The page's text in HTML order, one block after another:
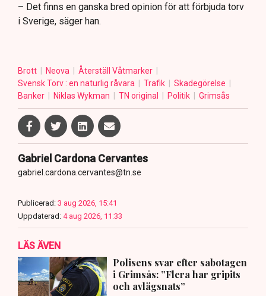
– Det finns en ganska bred opinion för att förbjuda torv
i Sverige, säger han.
Brott Neova
Återställ Våtmarker
Svensk Torv : en naturlig råvara
Trafik
Skadegörelse
Banker
Niklas Wykman TN original Politik Grimsås
Gabriel Cardona Cervantes
gabriel.cardona.cervantes@tn.se
Publicerad: 3 aug 2026, 15:41
Uppdaterad: 4 aug 2026, 11:33
LÄS ÄVEN
Polisens svar efter sabotagen
i Grimsås: ”Flera har gripits
och avlägsnats”